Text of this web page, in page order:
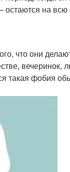
остаются на
что они
вечеринок,
такая фобия